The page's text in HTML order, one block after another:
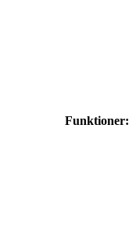
Funktioner: